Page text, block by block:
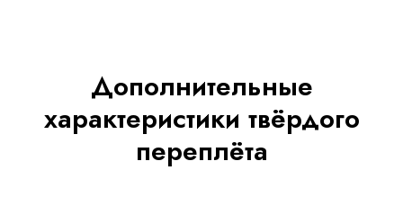
Дополнительные
характеристики твёрдого
переплёта